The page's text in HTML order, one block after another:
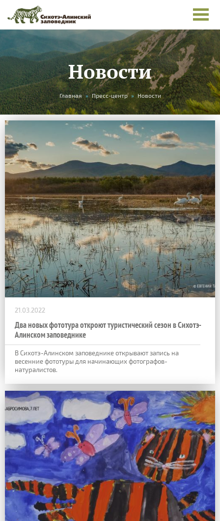
Новости
Вы
здесь
Главная » Пресс-центр » Новости
21.03.2022
Два новых фототура откроют туристический сезон в Сихотэ-
Алинском заповеднике
В Сихотэ-Алинском заповеднике открывают запись на
весенние фототуры для начинающих фотографов-
натуралистов.